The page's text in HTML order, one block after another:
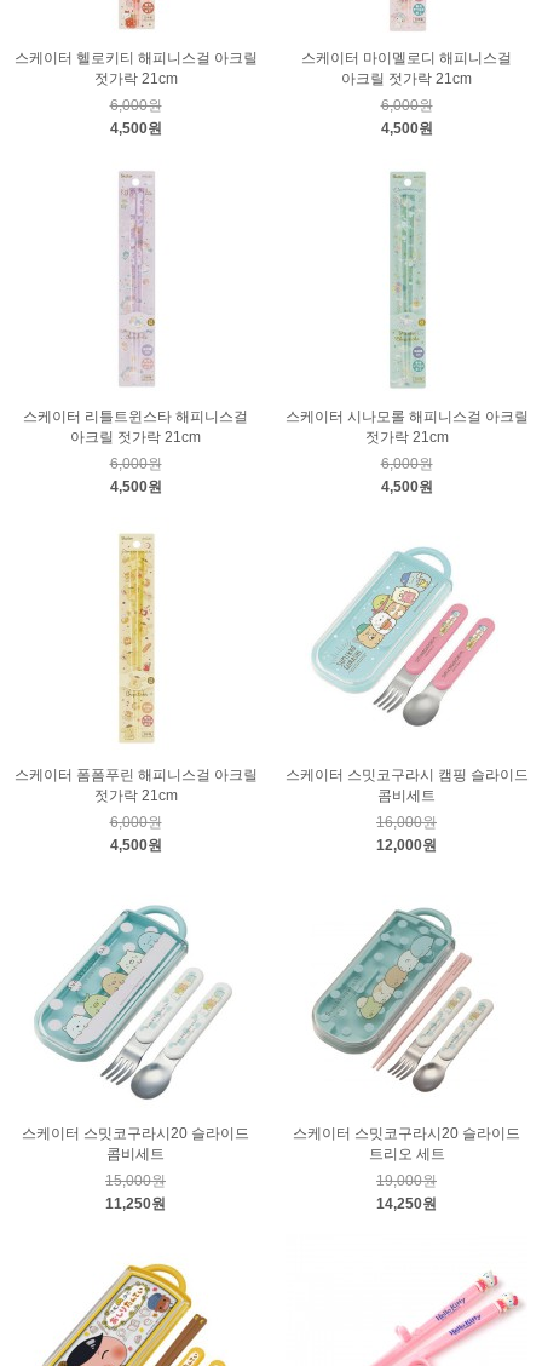
스케이터 헬로키티 해피니스걸 아크릴
젓가락 21cm
6,000원
4,500원
스케이터 마이멜로디 해피니스걸
아크릴 젓가락 21cm
6,000원
4,500원
스케이터 리틀트윈스타 해피니스걸
아크릴 젓가락 21cm
6,000원
4,500원
스케이터 시나모롤 해피니스걸 아크릴
젓가락 21cm
6,000원
4,500원
스케이터 폼폼푸린 해피니스걸 아크릴
젓가락 21cm
6,000원
4,500원
스케이터 스밋코구라시 캠핑 슬라이드
콤비세트
16,000원
12,000원
스케이터 스밋코구라시20 슬라이드
콤비세트
15,000원
11,250원
스케이터 스밋코구라시20 슬라이드
트리오 세트
19,000원
14,250원